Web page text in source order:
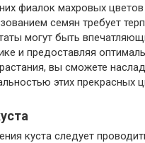
фиалок махровых
семян требует
могут быть
и предоставляя
вы сможете
этих прекрасных
куста следует